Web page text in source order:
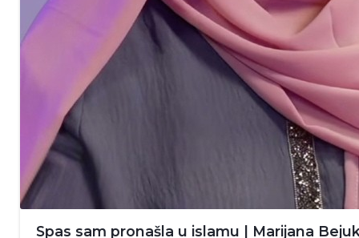
Spas sam pronašla u islamu | Marijana